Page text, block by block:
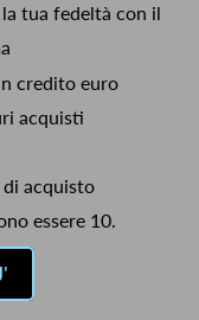
tua fedeltà con il
credito euro
acquisti
acquisto
essere 10.